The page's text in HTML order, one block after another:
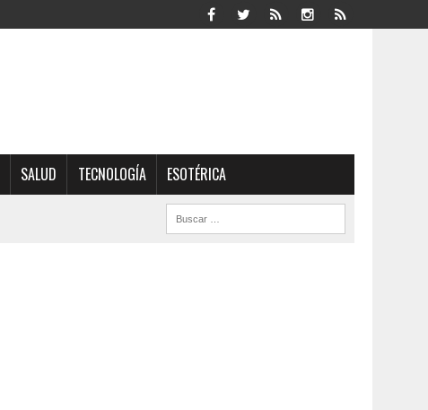
SALUD TECNOLOGÍA ESOTÉRICA